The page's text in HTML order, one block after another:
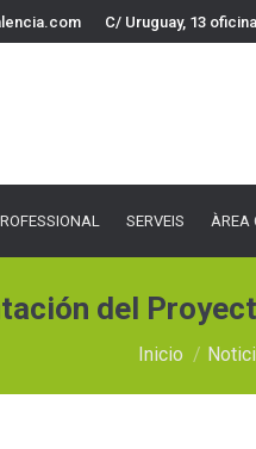
C/ Uruguay, 13
SERVEIS ÀREA
del
Estás aquí:
Inicio
ÀREA